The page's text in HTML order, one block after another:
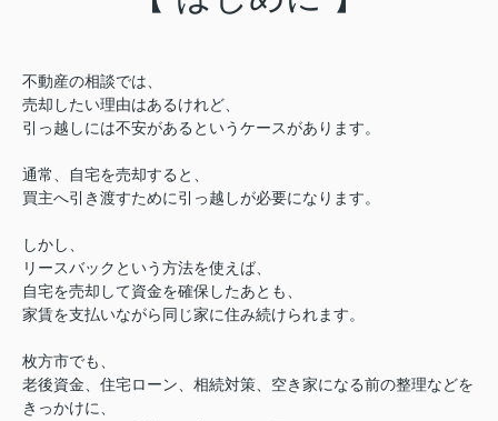
不動産の相談では、
売却したい理由はあるけれど、
引っ越しには不安があるというケースがあります。
通常、自宅を売却すると、
買主へ引き渡すために引っ越しが必要になります。
しかし、
リースバックという方法を使えば、
自宅を売却して資金を確保したあとも、
家賃を支払いながら同じ家に住み続けられます。
枚方市でも、
老後資金、住宅ローン、相続対策、空き家になる前の整理などを
きっかけに、